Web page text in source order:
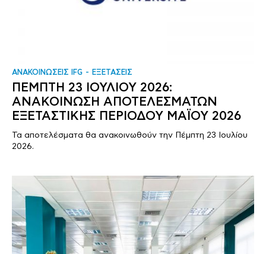
ΑΝΑΚΟΙΝΩΣΕΙΣ IFG ΕΞΕΤΑΣΕΙΣ
ΠΕΜΠΤΗ 23 ΙΟΥΛΙΟΥ 2026:
ΑΝΑΚΟΙΝΩΣΗ ΑΠΟΤΕΛΕΣΜΑΤΩΝ
ΕΞΕΤΑΣΤΙΚΗΣ ΠΕΡΙΟΔΟΥ ΜΑΪΟΥ 2026
Τα αποτελέσματα θα ανακοινωθούν την Πέμπτη 23 Ιουλίου
2026.